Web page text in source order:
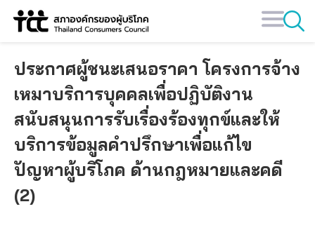
Skip
ประกาศผู้ชนะเสนอราคา โครงการจ้าง
เหมาบริการบุคคลเพื่อปฏิบัติงาน
สนับสนุนการรับเรื่องร้องทุกข์และให้
บริการข้อมูลคำปรึกษาเพื่อแก้ไข
ปัญหาผู้บริโภค ด้านกฎหมายและคดี
(2)